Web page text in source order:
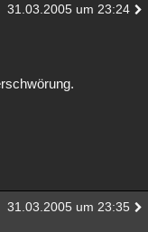
31.03.2005 um 23:24
31.03.2005 um 23:35